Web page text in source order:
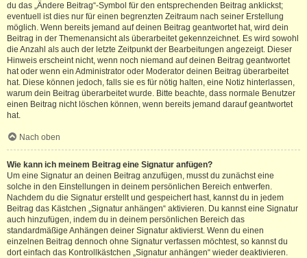
du das „Ändere Beitrag“-Symbol für den entsprechenden Beitrag anklickst;
eventuell ist dies nur für einen begrenzten Zeitraum nach seiner Erstellung
möglich. Wenn bereits jemand auf deinen Beitrag geantwortet hat, wird dein
Beitrag in der Themenansicht als überarbeitet gekennzeichnet. Es wird sowohl
die Anzahl als auch der letzte Zeitpunkt der Bearbeitungen angezeigt. Dieser
Hinweis erscheint nicht, wenn noch niemand auf deinen Beitrag geantwortet
hat oder wenn ein Administrator oder Moderator deinen Beitrag überarbeitet
hat. Diese können jedoch, falls sie es für nötig halten, eine Notiz hinterlassen,
warum dein Beitrag überarbeitet wurde. Bitte beachte, dass normale Benutzer
einen Beitrag nicht löschen können, wenn bereits jemand darauf geantwortet
hat.
Nach oben
Wie kann ich meinem Beitrag eine Signatur anfügen?
Um eine Signatur an deinen Beitrag anzufügen, musst du zunächst eine
solche in den Einstellungen in deinem persönlichen Bereich entwerfen.
Nachdem du die Signatur erstellt und gespeichert hast, kannst du in jedem
Beitrag das Kästchen „Signatur anhängen“ aktivieren. Du kannst eine Signatur
auch hinzufügen, indem du in deinem persönlichen Bereich das
standardmäßige Anhängen deiner Signatur aktivierst. Wenn du einen
einzelnen Beitrag dennoch ohne Signatur verfassen möchtest, so kannst du
dort einfach das Kontrollkästchen „Signatur anhängen“ wieder deaktivieren.